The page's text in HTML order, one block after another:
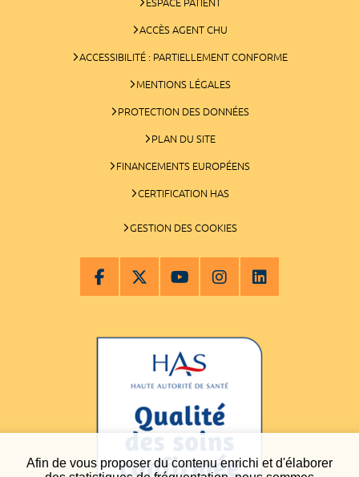
Afin de vous proposer du contenu enrichi et d'élaborer
ACCÈS AGENT CHU
ACCESSIBILITÉ : PARTIELLEMENT CONFORME
MENTIONS LÉGALES
PROTECTION DES DONNÉES
PLAN DU SITE
FINANCEMENTS EUROPÉENS
CERTIFICATION HAS
GESTION DES COOKIES